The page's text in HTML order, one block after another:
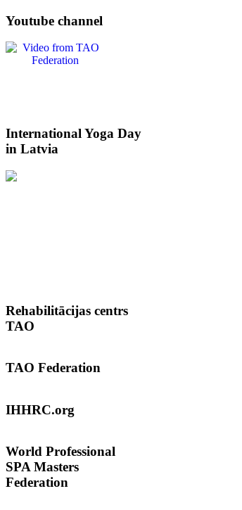
Youtube channel
InternationalYoga Day
in Latvia
Rehabilitācijas centrs
TAO
TAO Federation
IHHRC.org
World Professional
SPA Masters
Federation